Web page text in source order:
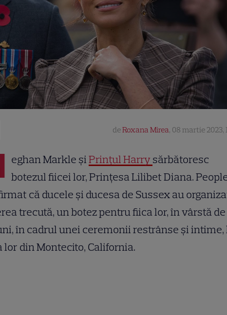
deRoxana Mirea, 08 martie 2023,
eghan Markle șiPrințul Harrysărbătoresc
botezul fiicei lor, Prințesa Lilibet Diana.
că ducele și ducesa de Sussex au
trecută, un botez pentru fiica lor, în vârstă de
în cadrul unei ceremonii restrânse și intime,
lor din Montecito, California.